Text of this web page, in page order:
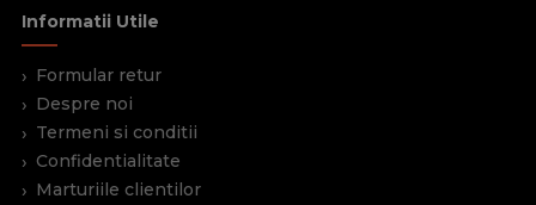
Informatii Utile
Formular retur
Despre noi
Termeni si conditii
Confidentialitate
Marturiile clientilor